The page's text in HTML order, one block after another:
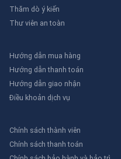
Thăm dò ý kiến
Thư viên an toàn
Hướng dẫn mua hàng
Hướng dẫn thanh toán
Hướng dẫn giao nhận
Điều khoản dịch vụ
Chính sách thành viên
Chính sách thanh toán